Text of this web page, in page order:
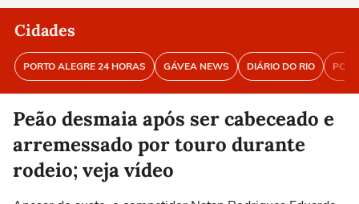
Cidades
PORTO ALEGRE 24 HORAS GÁVEA NEWS DIÁRIO DO RIO
Peão desmaia após ser cabeceado e
arremessado por touro durante
rodeio; veja vídeo